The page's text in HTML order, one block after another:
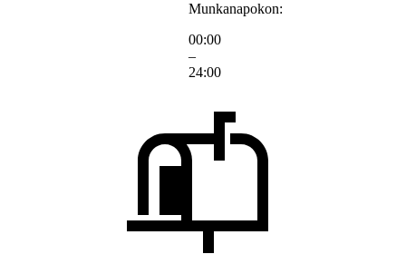
Munkanapokon:
00:00
–
24:00